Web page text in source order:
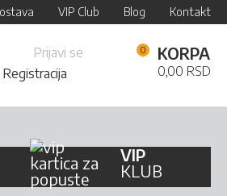
VIP Club Blog Kontakt
Prijavi se
Registracija
KORPA
0,00 RSD
VIP
KLUB